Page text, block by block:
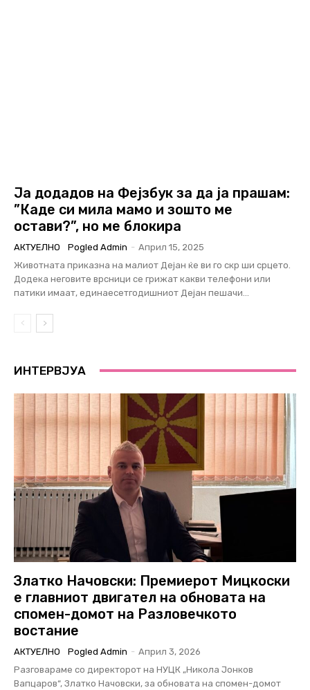
Ја додадов на Фејзбук за да ја прашам:
”Каде си мила мамо и зошто ме
остави?”, но ме блокира
АКТУЕЛНО Pogled Admin - Април 15, 2025
Животната приказна на малиот Дејан ќе ви го скр ши срцето.
Додека неговите врсници се грижат какви телефони или
патики имаат, единаесетгодишниот Дејан пешачи...
ИНТЕРВЈУА
Златко Начовски: Премиерот Мицкоски
е главниот двигател на обновата на
спомен-домот на Разловечкото
востание
АКТУЕЛНО Pogled Admin - Април 3, 2026
Разговараме со директорот на НУЦК „Никола Јонков
Вапцаров“, Златко Начовски, за обновата на спомен-домот